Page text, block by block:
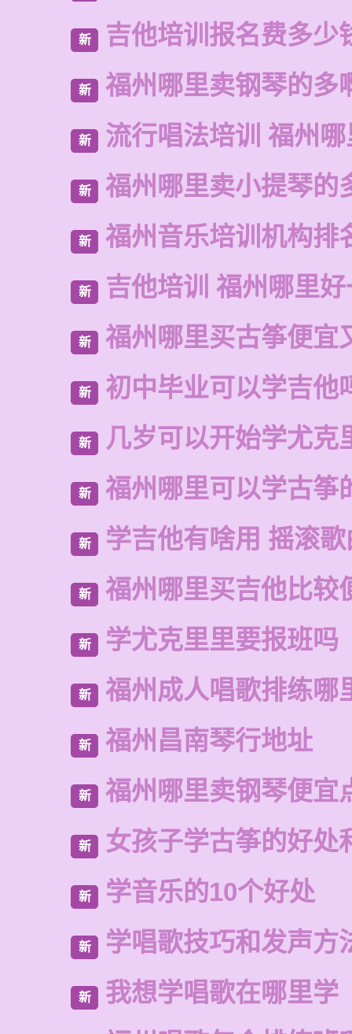
新 吉他培训报名费多少
新 福州哪里卖钢琴的多
新 流行唱法培训 福州
新 福州哪里卖小提琴的
新 福州音乐培训机构排
新 吉他培训 福州哪里
新 福州哪里买古筝便宜
新 初中毕业可以学吉他
新 几岁可以开始学尤克
新 福州哪里可以学古筝
新 学吉他有啥用 摇滚歌
新 福州哪里买吉他比较
新 学尤克里里要报班吗
新 福州成人唱歌排练哪
新 福州昌南琴行地址
新 福州哪里卖钢琴便宜
新 女孩子学古筝的好处
新 学音乐的10个好处
新 学唱歌技巧和发声方
新
我想学唱歌在哪里学